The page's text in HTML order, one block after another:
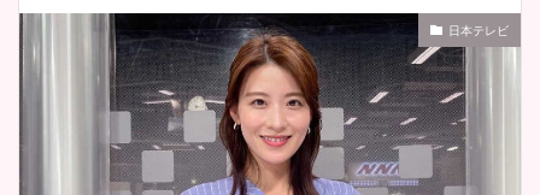
日本テレビ